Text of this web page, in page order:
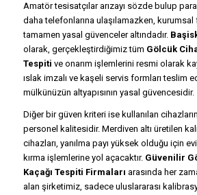
Amatör tesisatçılar arızayı sözde bulup
daha telefonlarına ulaşılamazken,
tamamen yasal güvenceler altındadır.
olarak, gerçekleştirdiğimiz tüm Gölcük
Tespiti ve onarım işlemlerini resmi olarak
ıslak imzalı ve kaşeli servis formları teslim
mülkünüzün altyapısının yasal güvencesidir.
Diğer bir güven kriteri ise kullanılan
personel kalitesidir. Merdiven altı üretilen
cihazları, yanılma payı yüksek olduğu için
kırma işlemlerine yol açacaktır. Güvenilir
Kaçağı Tespiti Firmaları arasında her
alan şirketimiz, sadece uluslararası